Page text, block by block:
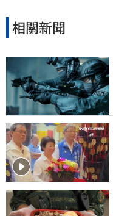
相關新聞